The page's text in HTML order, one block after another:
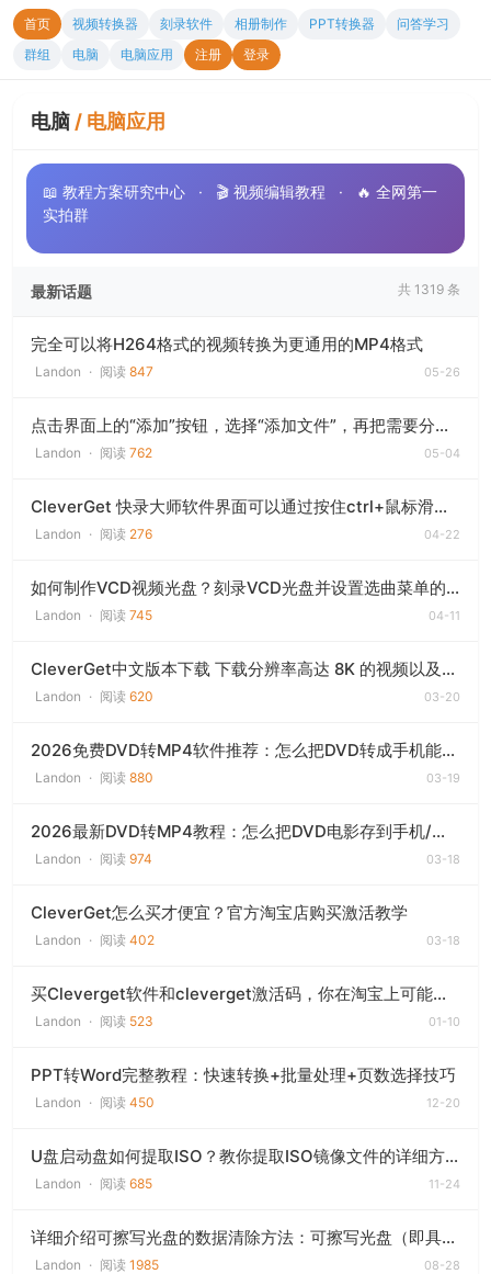
首页 视频转换器 刻录软件 相册制作 PPT转换器
问答学习
群组
电脑 电脑应用 注册 登录
电脑 / 电脑应用
📖 教程方案研究中心 · 🎬 视频编辑教程 ·
🔥 全网第一
实拍群
最新话题 共 1319 条
完全可以将H264格式的视频转换为更通用的MP4格式
Landon · 阅读 847 05-26
点击界面上的“添加”按钮，选择“添加文件”，再把需要分割的视频添加到软件中。支持批量
Landon · 阅读 762 05-04
CleverGet 快录大师软件界面可以通过按住ctrl+鼠标滑动进行放大缩小设置
Landon · 阅读 276 04-22
如何制作VCD视频光盘？刻录VCD光盘并设置选曲菜单的方法
Landon · 阅读 745 04-11
CleverGet中文版本下载 下载分辨率高达 8K 的视频以及来自 1000 多个网站视频
Landon · 阅读 620 03-20
2026免费DVD转MP4软件推荐：怎么把DVD转成手机能看的格式
Landon · 阅读 880 03-19
2026最新DVD转MP4教程：怎么把DVD电影存到手机/电脑
Landon · 阅读 974 03-18
CleverGet怎么买才便宜？官方淘宝店购买激活教学
Landon · 阅读 402 03-18
买Cleverget软件和cleverget激活码，你在淘宝上可能遇到的“坑”和那条“正路”
Landon · 阅读 523 01-10
PPT转Word完整教程：快速转换+批量处理+页数选择技巧
Landon · 阅读 450 12-20
U盘启动盘如何提取ISO？教你提取ISO镜像文件的详细方法
Landon · 阅读 685 11-24
详细介绍可擦写光盘的数据清除方法：可擦写光盘（即具有RW规格的光盘），支持擦写功能的刻录机
Landon · 阅读 1985 08-28